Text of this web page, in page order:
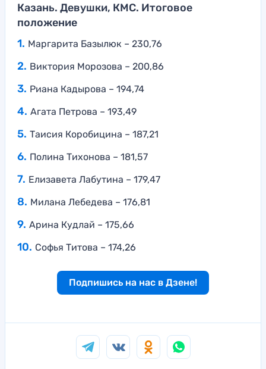
Казань. Девушки, КМС. Итоговое
положение
Маргарита Базылюк – 230,76
Виктория Морозова – 200,86
Риана Кадырова – 194,74
Агата Петрова – 193,49
Таисия Коробицина – 187,21
Полина Тихонова – 181,57
Елизавета Лабутина – 179,47
Милана Лебедева – 176,81
Арина Кудлай – 175,66
Софья Титова – 174,26
Подпишись на нас в Дзене!